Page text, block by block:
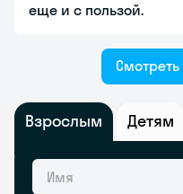
еще и с пользой.
Взрослым Детям